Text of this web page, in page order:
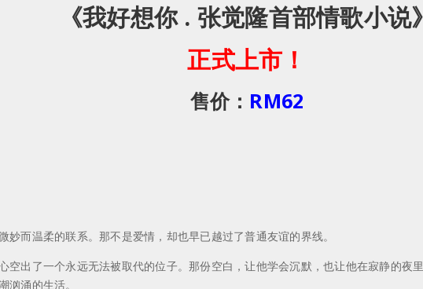
《我好想你 . 张觉隆首部情歌小说
正式上市！
售价： RM62
而温柔的联系。那不是爱情，却也早已越过了普通友谊的界线。
空出了一个永远无法被取代的位子。那份空白，让他学会沉默，也让他在寂静的夜
涌的生活。